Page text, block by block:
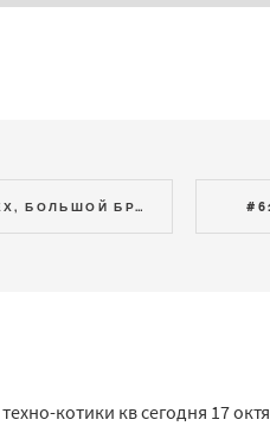
#63 | КОСМОС ДЛЯ ВСЕХ, БОЛЬШОЙ БРАТ В МЕТРО
котики кв сегодня 17